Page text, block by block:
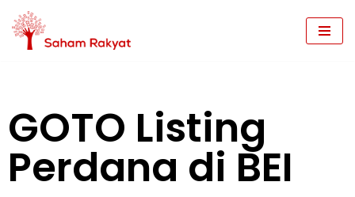
Skip
GOTO Listing
Perdana di BEI